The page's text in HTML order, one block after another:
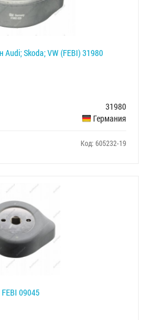
Skoda; VW (FEBI) 31980
31980
Германия
Код: 605232-19
09045